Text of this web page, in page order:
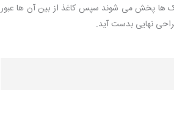
ها پخش می شوند سپس کاغذ از بین آن ها عبور
نهایی بدست آید.